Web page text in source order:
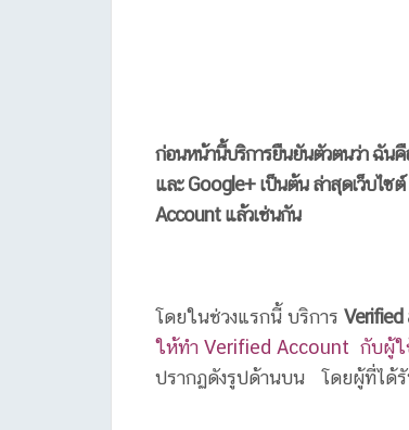
ก่อนหน้านี้บริการยืนยันตัวตนว่า ฉัน
และ Google+ เป็นต้น ล่าสุดเว็บไซ
Account แล้วเช่นกัน
โดยในช่วงแรกนี้ บริการ Verified
ให้ทำ Verified Account กับผู้ใ
ปรากฏดังรูปด้านบน โดยผู้ที่ได้